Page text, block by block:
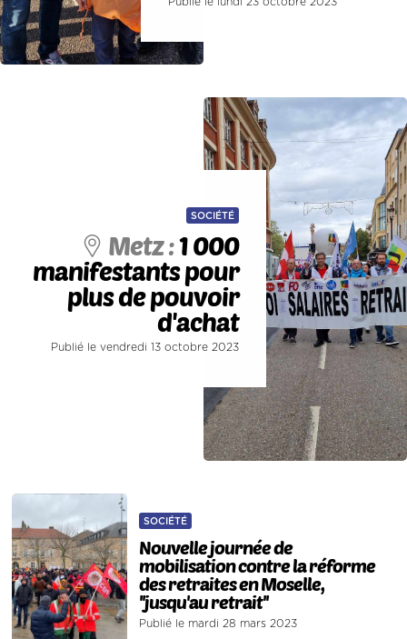
SOCIÉTÉ
Metz :1 000
manifestants pour
plus de pouvoir
d'achat
Publié le vendredi 13 octobre 2023
SOCIÉTÉ
Nouvelle journée de
mobilisation contre la réforme
des retraites en Moselle,
''jusqu'au retrait''
Publié le mardi 28 mars 2023